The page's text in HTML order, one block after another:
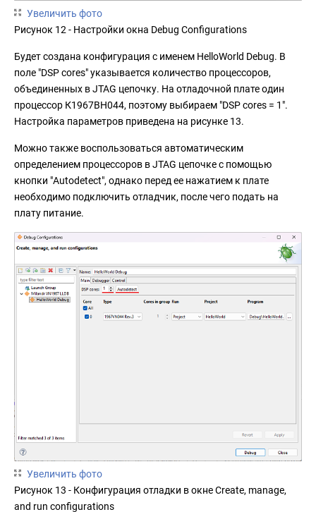
Увеличить фото
Рисунок 12 - Настройки окна Debug Configurations
Будет создана конфигурация с именем HelloWorld Debug. В
поле "DSP cores" указывается количество процессоров,
объединенных в JTAG цепочку. На отладочной плате один
процессор К1967ВН044, поэтому выбираем "DSP cores = 1".
Настройка параметров приведена на рисунке 13.
Можно также воспользоваться автоматическим
определением процессоров в JTAG цепочке с помощью
кнопки "Autodetect", однако перед ее нажатием к плате
необходимо подключить отладчик, после чего подать на
плату питание.
Увеличить фото
Рисунок 13 - Конфигурация отладки в окне Create, manage,
and run configurations